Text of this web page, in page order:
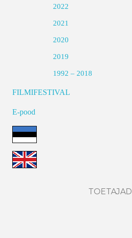
2022
2021
2020
2019
1992 – 2018
FILMIFESTIVAL
E-pood
TOETAJAD